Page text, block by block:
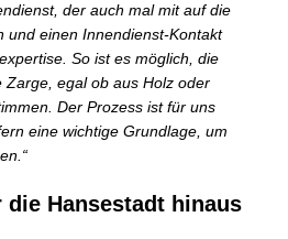
der auch mal mit auf die
und einen Innendienst-Kontakt
So ist es möglich, die
Zarge, egal ob aus Holz oder
Der Prozess ist für uns
eine wichtige Grundlage, um
Hansestadt hinaus